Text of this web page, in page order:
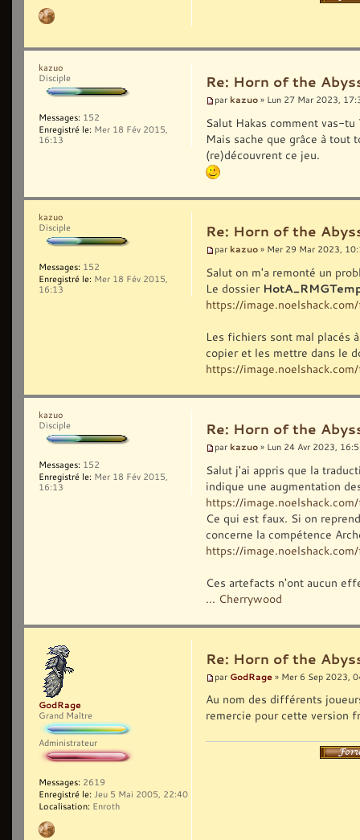
Re: Horn of the
par kazuo » Lun 27 Mar 2023,
Salut Hakas comment vas-tu
Mais sache que grâce à
(re)découvrent ce jeu.
kazuo
Disciple
Messages: 152
Enregistré le: Mer 18 Fév 2015,
16:13
Re: Horn of the
par kazuo » Mer 29 Mar 2023,
Salut on m'a remonté un
Le dossier
https://
Les fichiers sont mal placés
copier et les mettre dans le
https://
kazuo
Disciple
Messages: 152
Enregistré le: Mer 18 Fév 2015,
16:13
Re: Horn of the
par kazuo » Lun 24 Avr 2023,
Salut j'ai appris que la
indique une augmentation
https://
Ce qui est faux. Si on
concerne la compétence
https://
Ces artefacts n'ont aucun
... Cherrywood
kazuo
Disciple
Messages: 152
Enregistré le: Mer 18 Fév 2015,
16:13
Re: Horn of the
par GodRage » Mer 6 Sep 2023,
Au nom des différents
remercie pour cette version
GodRage
Grand Maître
Administrateur
Messages: 2619
Enregistré le: Jeu 5 Mai 2005, 22:40
Localisation: Enroth